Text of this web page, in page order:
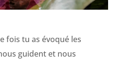
fois tu as évoqué les
guident et nous